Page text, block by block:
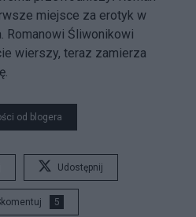
miejsce za erotyk w
Romanowi Śliwonikowi
wierszy, teraz zamierza
od blogera
Udostępnij
5